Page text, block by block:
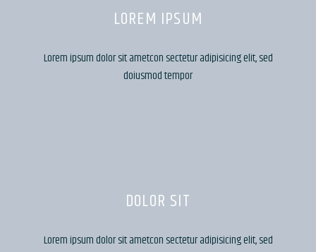
LOREM IPSUM
Lorem ipsum dolor sit ametcon sectetur adipisicing elit, sed
doiusmod tempor
DOLOR SIT
Lorem ipsum dolor sit ametcon sectetur adipisicing elit, sed